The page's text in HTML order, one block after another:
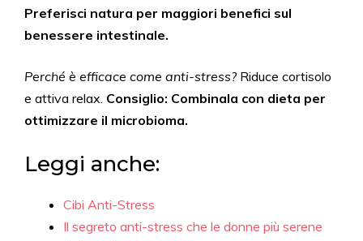
Preferisci natura per maggiori benefici sul
benessere intestinale.
Perché è efficace come anti-stress?Riduce cortisolo
e attiva relax. Consiglio: Combinala con dieta per
ottimizzare il microbioma.
Leggi anche:
Cibi Anti-Stress
Il segreto anti-stress che le donne più serene